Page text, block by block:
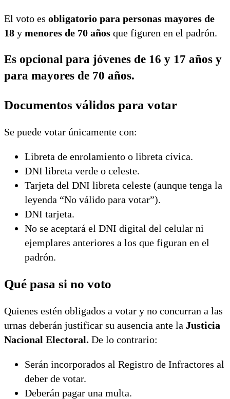
El voto es obligatorio para personas mayores de
18 y menores de 70 años que figuren en el padrón.
Es opcional para jóvenes de 16 y 17 años y
para mayores de 70 años.
Documentos válidos para votar
Se puede votar únicamente con:
Libreta de enrolamiento o libreta cívica.
DNI libreta verde o celeste.
Tarjeta del DNI libreta celeste (aunque tenga la
leyenda “No válido para votar”).
DNI tarjeta.
No se aceptará el DNI digital del celular ni
ejemplares anteriores a los que figuran en el
padrón.
Qué pasa si no voto
Quienes estén obligados a votar y no concurran a las
urnas deberán justificar su ausencia ante la Justicia
Nacional Electoral. De lo contrario:
Serán incorporados al Registro de Infractores al
deber de votar.
Deberán pagar una multa.